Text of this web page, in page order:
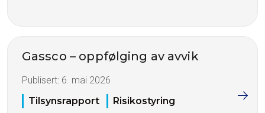
Gassco – oppfølging av avvik
Publisert: 6. mai 2026
Tilsynsrapport
Risikostyring